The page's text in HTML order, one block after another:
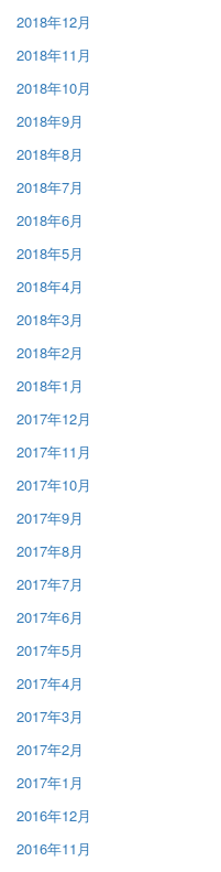
2018年12月
2018年11月
2018年10月
2018年9月
2018年8月
2018年7月
2018年6月
2018年5月
2018年4月
2018年3月
2018年2月
2018年1月
2017年12月
2017年11月
2017年10月
2017年9月
2017年8月
2017年7月
2017年6月
2017年5月
2017年4月
2017年3月
2017年2月
2017年1月
2016年12月
2016年11月